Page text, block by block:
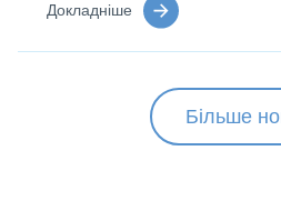
Докладніше
Більше